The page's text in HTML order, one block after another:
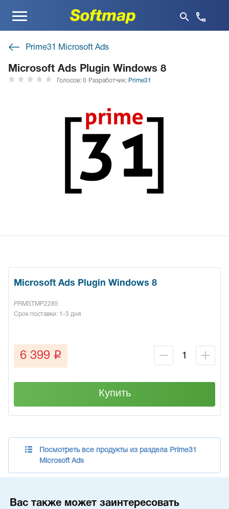
Меню
Prime31 Microsoft Ads
Microsoft Ads Plugin Windows 8
Голосов: 0 Разработчик: Prime31
Microsoft Ads Plugin Windows 8
PRMSTMP2285
Срок поставки: 1-3 дня
6 399 q
Купить
Посмотреть все продукты из раздела Prime31
Microsoft Ads
Вас также может заинтересовать